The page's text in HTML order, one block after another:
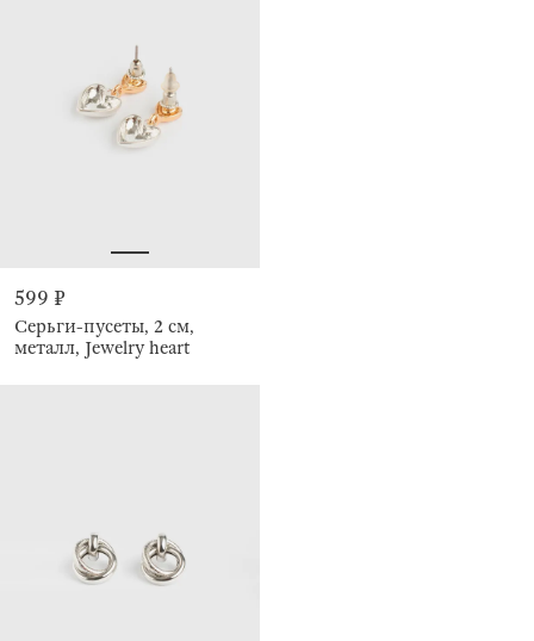
599 ₽
Серьги-пусеты, 2 см,
металл, Jewelry heart